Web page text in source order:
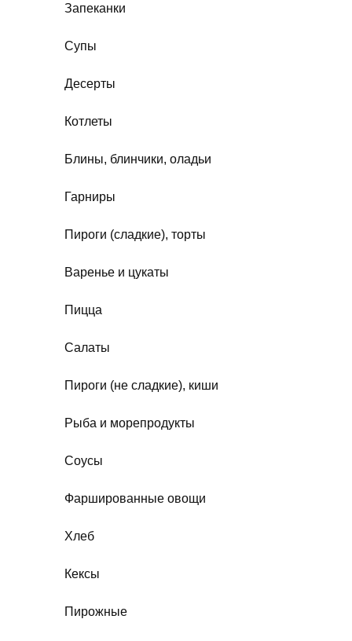
Запеканки
Супы
Десерты
Котлеты
Блины, блинчики, оладьи
Гарниры
Пироги (сладкие), торты
Варенье и цукаты
Пицца
Салаты
Пироги (не сладкие), киши
Рыба и морепродукты
Соусы
Фаршированные овощи
Хлеб
Кексы
Пирожные